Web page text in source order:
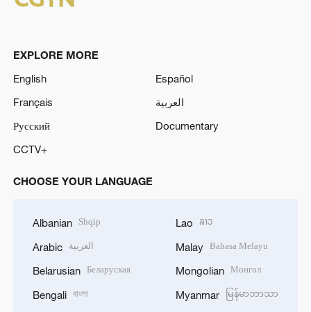
EXPLORE MORE
English
Español
Français
العربية
Русский
Documentary
CCTV+
CHOOSE YOUR LANGUAGE
Albanian Shqip
Arabic العربية
Belarusian Беларуская
Bengali বাংলা
Lao ລາວ
Malay Bahasa Melayu
Mongolian Монгол
Myanmar မြန်မာဘာသာ